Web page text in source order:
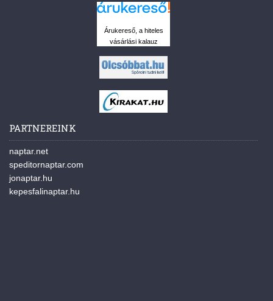
Árukereső, a hiteles
vásárlási kalauz
PARTNEREINK
naptar.net
speditornaptar.com
jonaptar.hu
kepesfalinaptar.hu